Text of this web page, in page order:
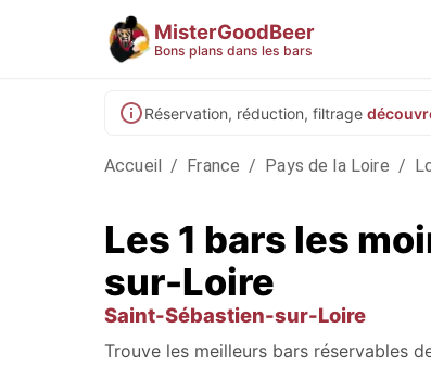
MisterGoodBeer
Bons plans dans les bars
Réservation, réduction, filtrage
Accueil / France / Pays de la Loire /
Les 1 bars les
sur-Loire
Saint-Sébastien-sur-Loire
Trouve les meilleurs bars réservables